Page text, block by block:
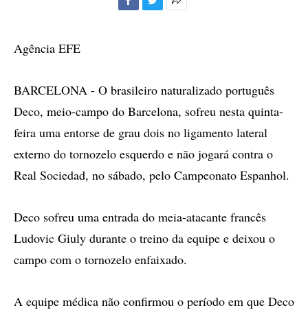
Agência EFE
BARCELONA - O brasileiro naturalizado português
Deco, meio-campo do Barcelona, sofreu nesta quinta-
feira uma entorse de grau dois no ligamento lateral
externo do tornozelo esquerdo e não jogará contra o
Real Sociedad, no sábado, pelo Campeonato Espanhol.
Deco sofreu uma entrada do meia-atacante francês
Ludovic Giuly durante o treino da equipe e deixou o
campo com o tornozelo enfaixado.
A equipe médica não confirmou o período em que Deco